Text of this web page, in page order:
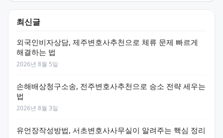
최신글
외국인비자상담, 제주변호사추천으로 체류 문제 빠르게
해결하는 법
2026년 8월 5일
손해배상청구소송, 전주변호사추천으로 승소 전략 세우는
법
2026년 8월 3일
유언장작성방법, 서초변호사사무실이 알려주는 핵심 정리